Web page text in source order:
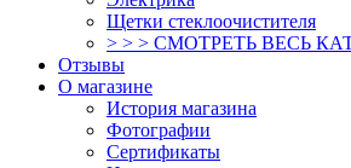
Щетки стеклоочистителя
> > > СМОТРЕТЬ ВЕСЬ
Отзывы
О магазине
История магазина
Фотографии
Сертификаты